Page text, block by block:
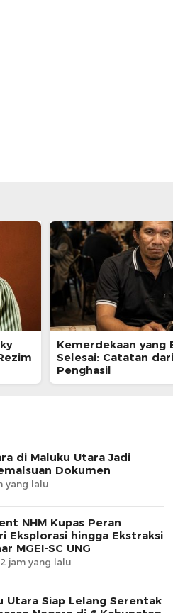
Kemerdekaan yang
Selesai: Catatan
Penghasil
di Maluku Utara Jadi
Dokumen
yang lalu
NHM Kupas Peran
Eksplorasi hingga Ekstraksi
MGEI-SC UNG
jam yang lalu
Utara Siap Lelang Serentak